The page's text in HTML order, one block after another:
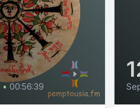
• 00:56:39